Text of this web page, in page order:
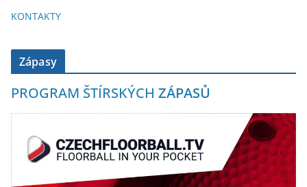
KONTAKTY
Zápasy
PROGRAM ŠTÍRSKÝCH ZÁPASŮ